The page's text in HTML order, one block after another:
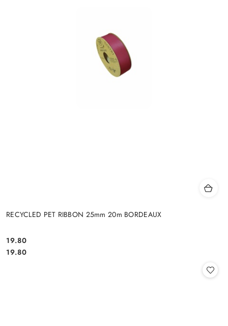
RECYCLED PET RIBBON 25mm 20m BORDEAUX
Cena:
19.80
Cena:
19.80